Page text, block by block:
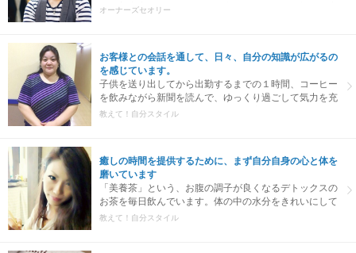
て、美容室での経験も経て独立をしました。最初の理容
オーナーズセオリー
お客様との会話を通して、日々、自分の知識が広がるの
を感じています。
子供を送り出してから出勤するまでの１時間、コーヒー
を飲みながら新聞を読んで、ゆっくり過ごして気力を充
電します。新聞を読んでいると、お客様との会話につな
教えて！自分スタイル
癒しの時間を提供するために、まず自分自身の心と体を
磨いています
「美養茶」という、お腹の調子が良くなるデトックスの
お茶を毎日飲んでいます。体の中の水分をきれいにして
くれるんです。一日中、お水の代わりにこれを飲んでい
教えて！自分スタイル